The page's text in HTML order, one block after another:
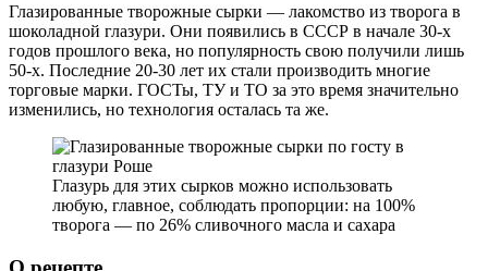
Глазированные творожные сырки — лакомство из творога в
шоколадной глазури. Они появились в СССР в начале 30-х
годов прошлого века, но популярность свою получили лишь
50-х. Последние 20-30 лет их стали производить многие
торговые марки. ГОСТы, ТУ и ТО за это время значительно
изменились, но технология осталась та же.
Глазурь для этих сырков можно использовать
любую, главное, соблюдать пропорции: на 100%
творога — по 26% сливочного масла и сахара